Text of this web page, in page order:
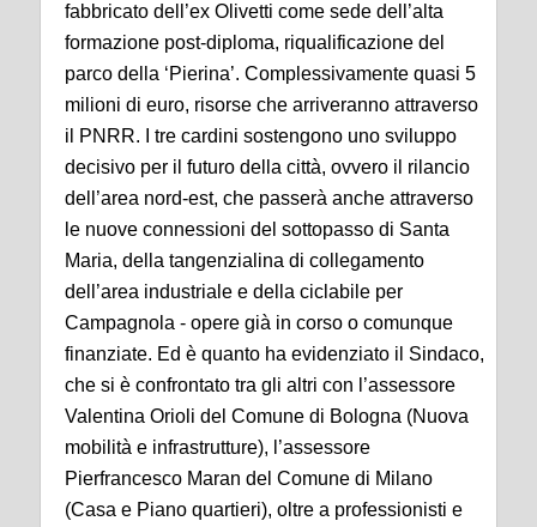
fabbricato dell’ex Olivetti come sede dell’alta
formazione post-diploma, riqualificazione del
parco della ‘Pierina’. Complessivamente quasi 5
milioni di euro, risorse che arriveranno attraverso
il PNRR. I tre cardini sostengono uno sviluppo
decisivo per il futuro della città, ovvero il rilancio
dell’area nord-est, che passerà anche attraverso
le nuove connessioni del sottopasso di Santa
Maria, della tangenzialina di collegamento
dell’area industriale e della ciclabile per
Campagnola - opere già in corso o comunque
finanziate. Ed è quanto ha evidenziato il Sindaco,
che si è confrontato tra gli altri con l’assessore
Valentina Orioli del Comune di Bologna (Nuova
mobilità e infrastrutture), l’assessore
Pierfrancesco Maran del Comune di Milano
(Casa e Piano quartieri), oltre a professionisti e